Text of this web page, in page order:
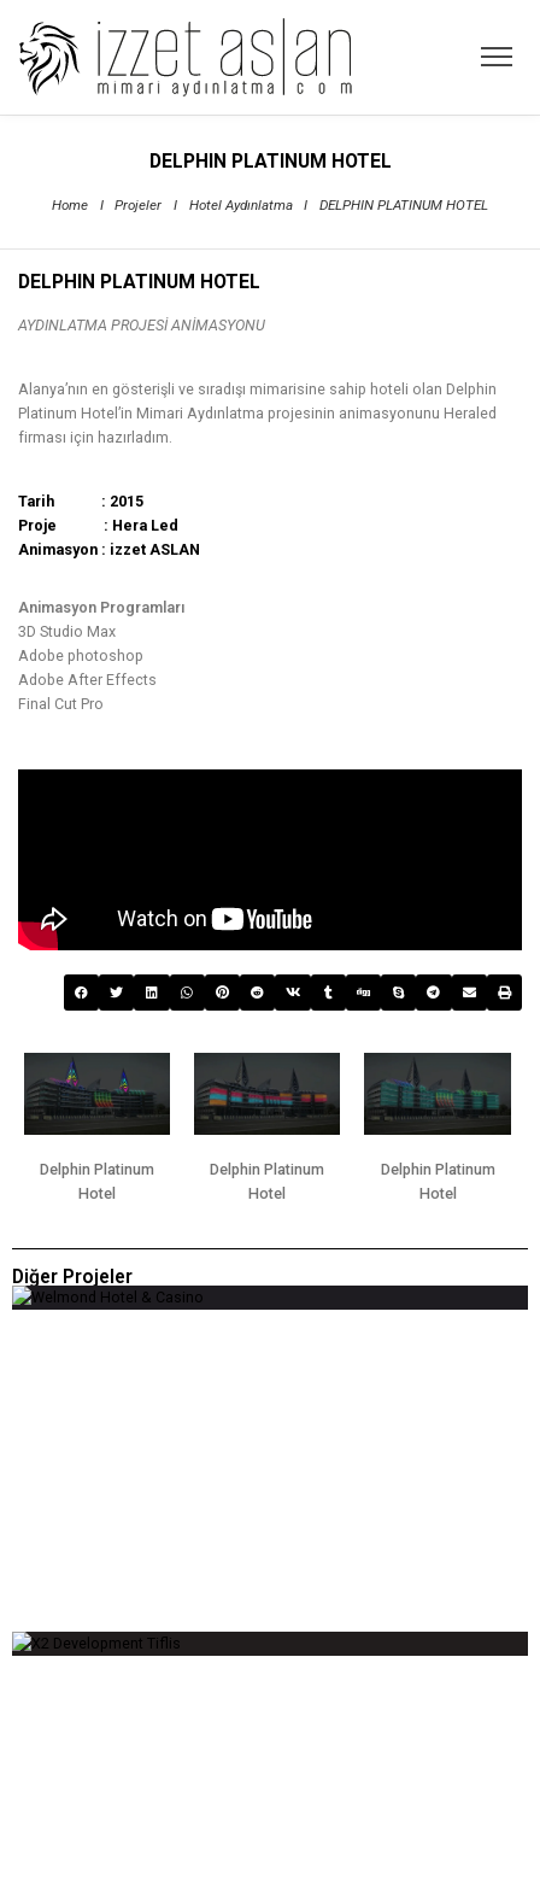
DELPHIN PLATINUM HOTEL
Home I Projeler I Hotel Aydınlatma I DELPHIN PLATINUM HOTEL
DELPHIN PLATINUM HOTEL
AYDINLATMA PROJESİ ANİMASYONU
Alanya’nın en gösterişli ve sıradışı mimarisine sahip hoteli olan Delphin
Platinum Hotel’in Mimari Aydınlatma projesinin animasyonunu Heraled
firması için hazırladım.
Tarih : 2015
Proje : Hera Led
Animasyon : izzet ASLAN
Animasyon Programları
3D Studio Max
Adobe photoshop
Adobe After Effects
Final Cut Pro
Delphin Platinum
Hotel
Delphin Platinum
Hotel
Delphin Platinum
Hotel
Diğer Projeler